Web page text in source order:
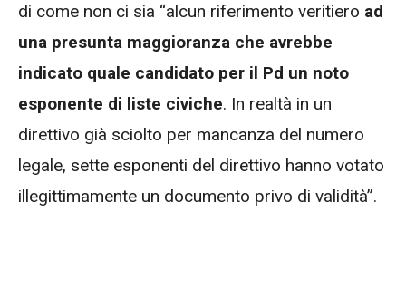
di come non ci sia “alcun riferimento veritiero ad
una presunta maggioranza che avrebbe
indicato quale candidato per il Pd un noto
esponente di liste civiche. In realtà in un
direttivo già sciolto per mancanza del numero
legale, sette esponenti del direttivo hanno votato
illegittimamente un documento privo di validità”.